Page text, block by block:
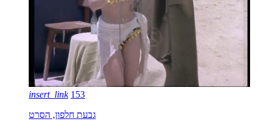
insert_link 153
גבעת חלפון, הסרט